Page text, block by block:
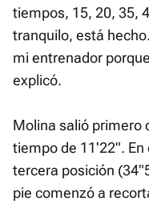
tiempos, 15, 20, 35,
tranquilo, está
mi entrenador
explicó.
Molina salió primero
tiempo de 11'22".
tercera posición
pie comenzó a